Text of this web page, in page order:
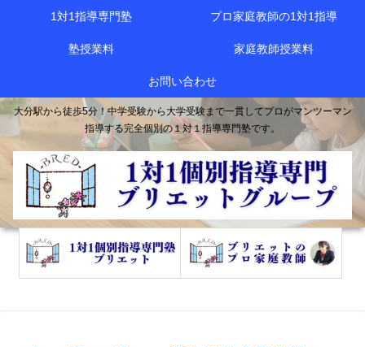
大分駅から徒歩5分！中学受験から大学受験まで一貫してプロがマンツーマン
指導する完全個別の１対１指導専門塾です。
1対1指導専門塾 プロ家庭教師の1対1指導
塾授業料 家庭教師授業料
お問い合わせ